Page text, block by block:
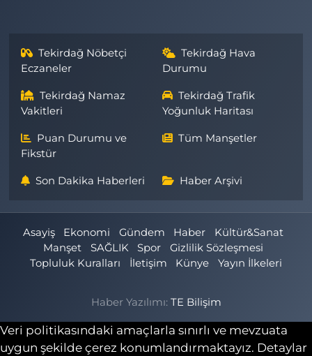
Tekirdağ Nöbetçi
Eczaneler
Tekirdağ Hava
Durumu
Tekirdağ Namaz
Vakitleri
Tekirdağ Trafik
Yoğunluk Haritası
Puan Durumu ve
Fikstür
Tüm Manşetler
Son Dakika Haberleri Haber Arşivi
Asayiş Ekonomi Gündem Haber
Kültür&Sanat
Manşet
SAĞLIK Spor
Gizlilik Sözleşmesi
Topluluk Kuralları
İletişim Künye Yayın İlkeleri
Haber Yazılımı: TE Bilişim
Veri politikasındaki amaçlarla sınırlı ve mevzuata
uygun şekilde çerez konumlandırmaktayız. Detaylar